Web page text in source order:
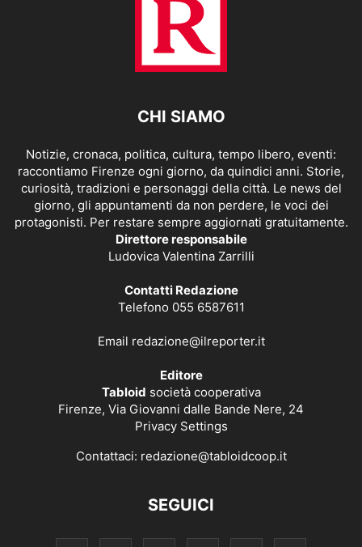
CHI SIAMO
Notizie, cronaca, politica, cultura, tempo libero, eventi:
raccontiamo Firenze ogni giorno, da quindici anni. Storie,
curiosità, tradizioni e personaggi della città. Le news del
giorno, gli appuntamenti da non perdere, le voci dei
protagonisti. Per restare sempre aggiornati gratuitamente.
Direttore responsabile
Ludovica Valentina Zarrilli
Contatti Redazione
Telefono 055 6587611
Email redazione@ilreporter.it
Editore
Tabloid società cooperativa
Firenze, Via Giovanni dalle Bande Nere, 24
Privacy Settings
Contattaci: redazione@tabloidcoop.it
SEGUICI